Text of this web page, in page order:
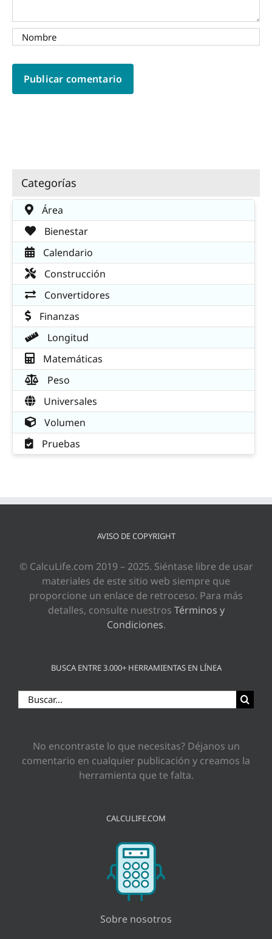
Categorías
Área
Bienestar
Calendario
Construcción
Convertidores
Finanzas
Longitud
Matemáticas
Peso
Universales
Volumen
Pruebas
AVISO DE COPYRIGHT
© CalcuLife.com 2019 – 2025. Siéntase libre de usar
materiales de este sitio web siempre que
proporcione un enlace de retroceso. Para más
detalles, consulte nuestros Términos y
Condiciones.
BUSCA ENTRE 3.000+ HERRAMIENTAS EN LÍNEA
Buscar:
No encontraste lo que necesitas? Déjanos un
comentario en cualquier publicación y creamos la
herramienta que te falta.
CALCULIFE.COM
Sobre nosotros